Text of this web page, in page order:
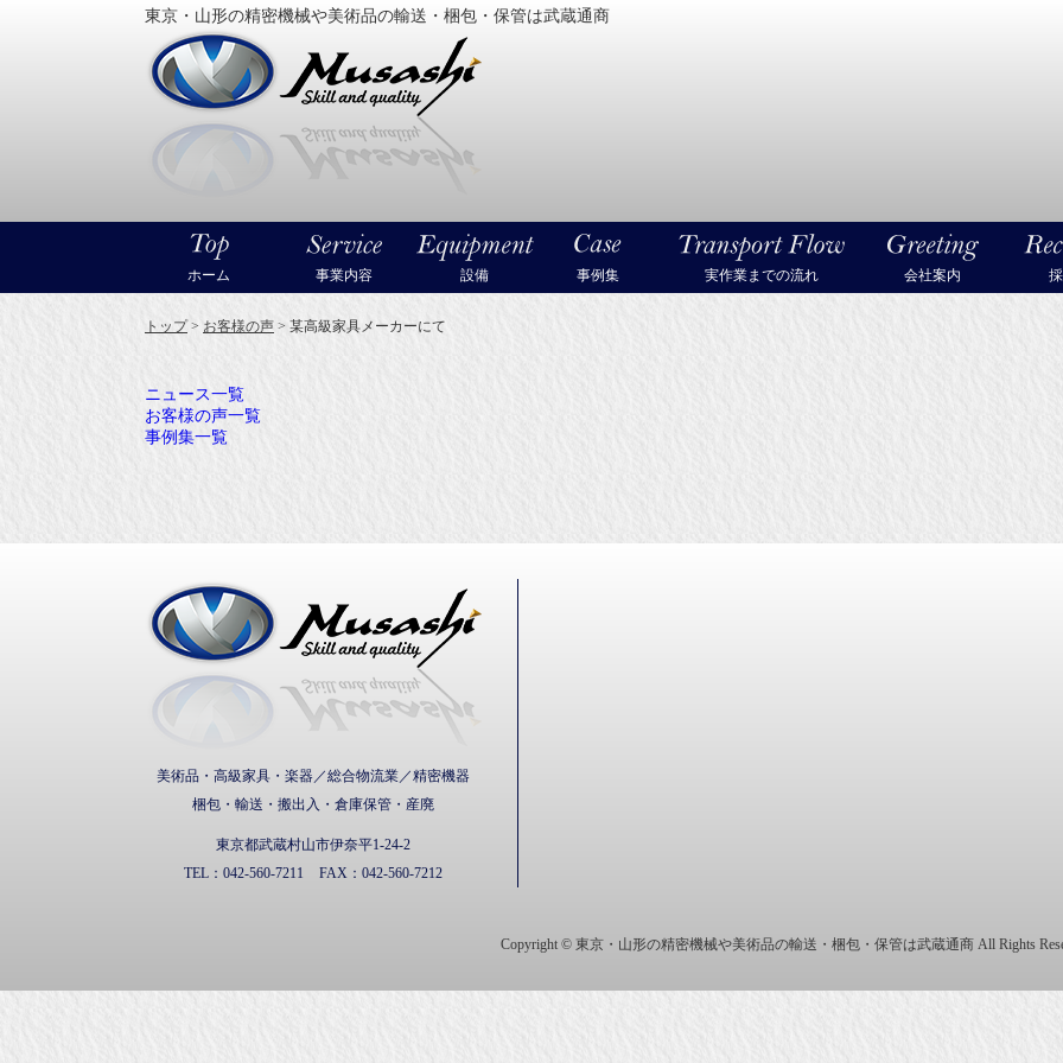
東京・山形の精密機械や美術品の輸送・梱包・保管は武蔵通商
ホーム 事業内容 設備 事例集 実作業までの流れ 会社案内
トップ> お客様の声 > 某高級家具メーカーにて
ニュース一覧
お客様の声一覧
事例集一覧
美術品・高級家具・楽器／総合物流業／精密機器
梱包・輸送・搬出入・倉庫保管・産廃
東京都武蔵村山市伊奈平1-24-2
TEL： 042-560-7211 FAX： 042-560-7212
Copyright © 東京・山形の精密機械や美術品の輸送・梱包・保管は武蔵通商 All Rights